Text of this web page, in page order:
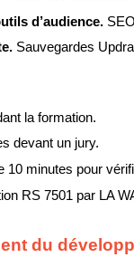
d’audience.
Sauvegardes
la formation.
devant un jury.
10 minutes pour
RS 7501 par LA
du